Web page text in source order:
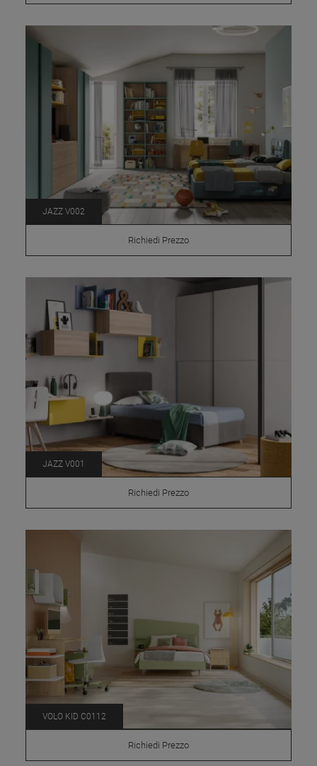
JAZZ V002
Richiedi Prezzo
JAZZ V001
Richiedi Prezzo
VOLO KID C0112
Richiedi Prezzo